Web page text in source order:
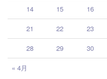
« 4月
14 15 16
21 22 23
28 29 30